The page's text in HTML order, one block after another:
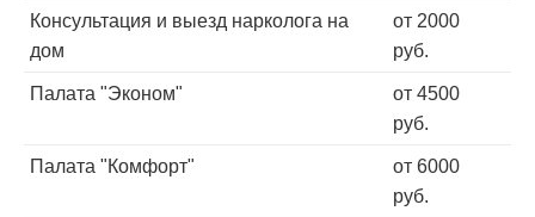
Консультация и выезд нарколога на
дом
от 2000
руб.
Палата "Эконом"
от 4500
руб.
Палата "Комфорт"
от 6000
руб.